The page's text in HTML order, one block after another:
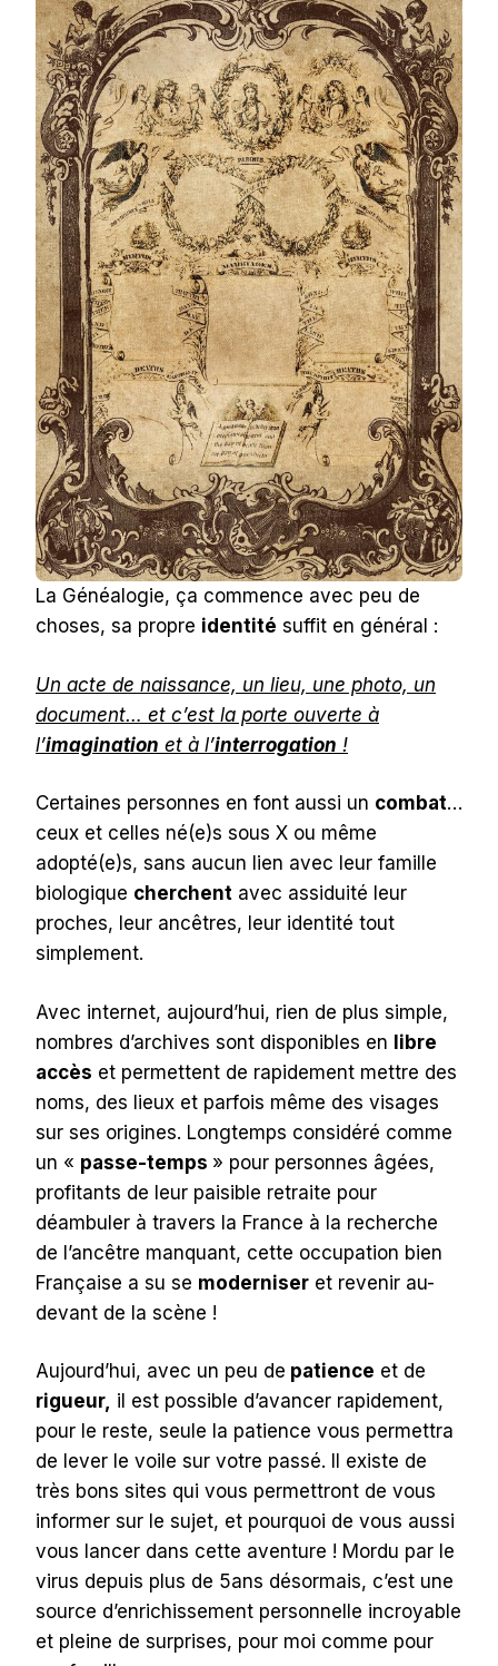
La Généalogie, ça commence avec peu de
choses, sa propre identité suffit en général :
Un acte de naissance, un lieu, une photo, un
document… et c’est la porte ouverte à
l’imagination et à l’interrogation !
Certaines personnes en font aussi un combat…
ceux et celles né(e)s sous X ou même
adopté(e)s, sans aucun lien avec leur famille
biologique cherchent avec assiduité leur
proches, leur ancêtres, leur identité tout
simplement.
Avec internet, aujourd’hui, rien de plus simple,
nombres d’archives sont disponibles en libre
accès et permettent de rapidement mettre des
noms, des lieux et parfois même des visages
sur ses origines. Longtemps considéré comme
un « passe-temps » pour personnes âgées,
profitants de leur paisible retraite pour
déambuler à travers la France à la recherche
de l’ancêtre manquant, cette occupation bien
Française a su se moderniser et revenir au-
devant de la scène !
Aujourd’hui, avec un peu de patience et de
rigueur, il est possible d’avancer rapidement,
pour le reste, seule la patience vous permettra
de lever le voile sur votre passé. Il existe de
très bons sites qui vous permettront de vous
informer sur le sujet, et pourquoi de vous aussi
vous lancer dans cette aventure ! Mordu par le
virus depuis plus de 5ans désormais, c’est une
source d’enrichissement personnelle incroyable
et pleine de surprises, pour moi comme pour